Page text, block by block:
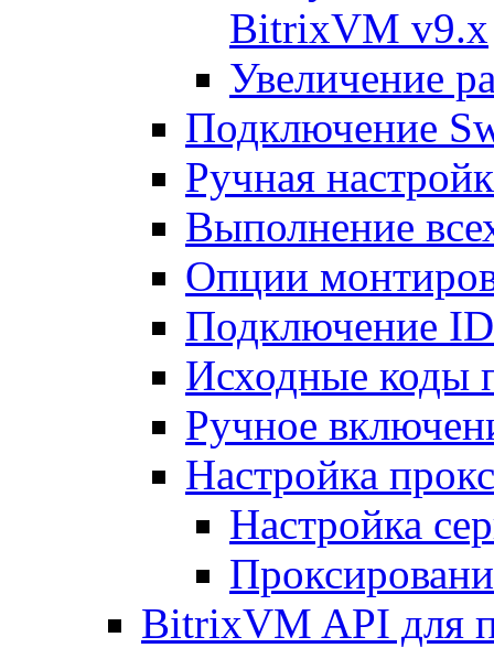
BitrixVM v9.x
Увеличение
Подключение
Ручная
Выполнение
Опции
Подключение
Исходные коды
Ручное
Настройка
Настройка
BitrixVM API для